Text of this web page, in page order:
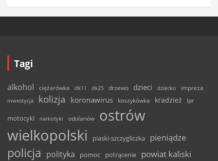
Tagi
alkohol ciężarówka dk11 dk25 drzewo dzieci dziecko
impreza
inwestycja
kolizja koronawirus koszykówka kradzież lpr
motocykl narkotyki odolanów
ostrów
wielkopolski
piaski-szczygliczka pieniądze
policja polityka pomoc potrącenie powiat kaliski